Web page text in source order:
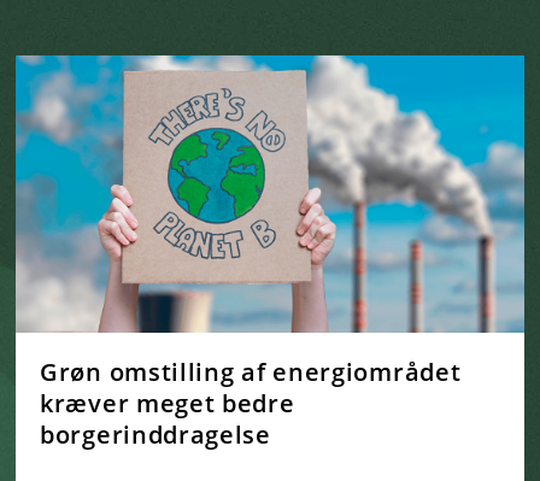
Grøn omstilling af energiområdet
kræver meget bedre
borgerinddragelse